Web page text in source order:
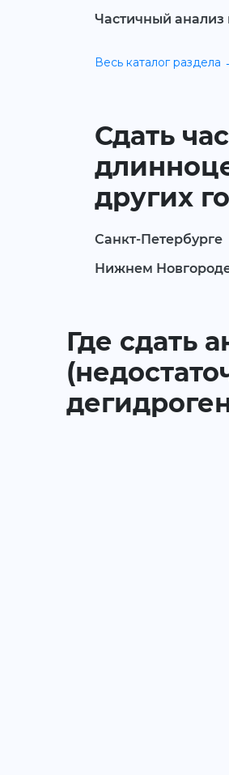
Частичный анализ
Весь каталог раздела
Сдать
других
Санкт-Петербурге
Нижнем
Где сдать